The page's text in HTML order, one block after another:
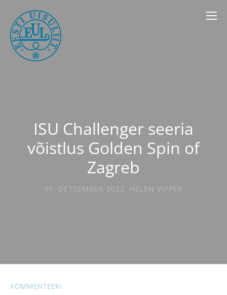
ISU Challenger seeria
võistlus Golden Spin of
Zagreb
30. DETSEMBER 2022, HELEN VIPPER
KOMMENTEERI